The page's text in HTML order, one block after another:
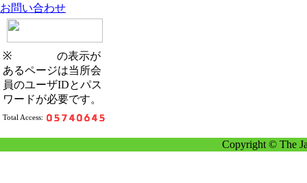
お問い合わせ
※
の表示が
あるページは当所会
員のユーザIDとパス
ワードが必要です。
Total Access:
Copyright © The